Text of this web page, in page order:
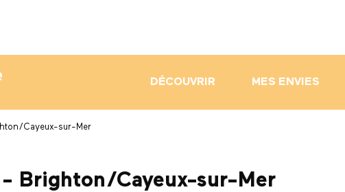
DÉCOUVRIR MES ENVIES
Cayeux-sur-Mer
- Brighton/Cayeux-sur-Mer